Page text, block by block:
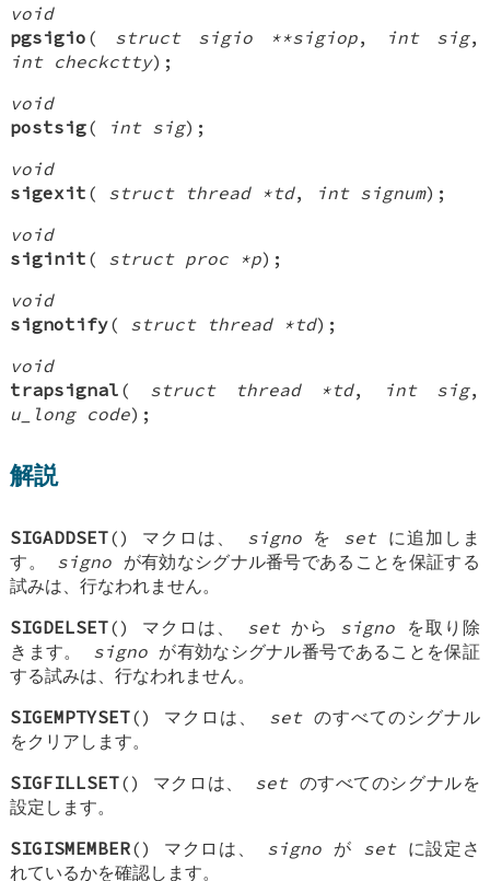
void
pgsigio ( struct sigio **sigiop, int sig,
int checkctty);
void
postsig( int sig);
void
sigexit ( struct thread *td, int signum);
void
siginit ( struct proc *p);
void
signotify( struct thread *td);
void
trapsignal ( struct thread *td, int sig,
u_long code);
解説
SIGADDSET() マクロは、 signoを setに追加しま
す。 signo が有効なシグナル番号であることを保証する
試みは、行なわれません。
SIGDELSET() マクロは、 setから signo を取り除
きます。 signoが有効なシグナル番号であることを保証
する試みは、行なわれません。
SIGEMPTYSET() マクロは、 setのすべてのシグナル
をクリアします。
SIGFILLSET() マクロは、 setのすべてのシグナルを
設定します。
SIGISMEMBER() マクロは、 signo が setに設定さ
れているかを確認します。